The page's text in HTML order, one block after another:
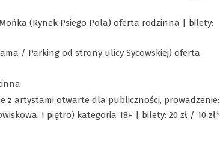
(Rynek Psiego Pola) oferta rodzinna | bilety:
/ Parking od strony ulicy Sycowskiej) oferta
z artystami otwarte dla publiczności, prowadzenie:
I piętro) kategoria 18+ | bilety: 20 zł / 10 zł*